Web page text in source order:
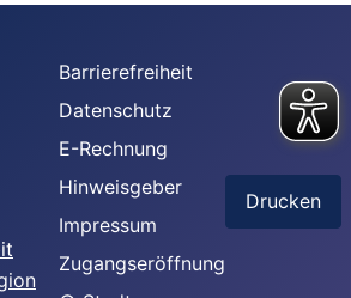
Barrierefreiheit
Datenschutz
E-Rechnung
Hinweisgeber
Impressum
Zugangseröffnung
Drucken